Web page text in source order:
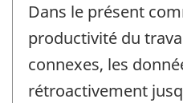
référence
de
changement
-
Dans le présent
productivité du
connexes, les
rétroactivement